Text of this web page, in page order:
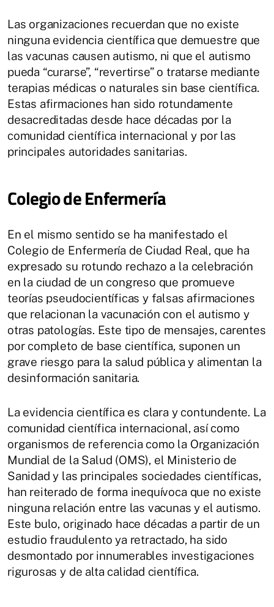
Las organizaciones recuerdan que no existe
ninguna evidencia científica que demuestre que
las vacunas causen autismo, ni que el autismo
pueda “curarse”, “revertirse” o tratarse mediante
terapias médicas o naturales sin base científica.
Estas afirmaciones han sido rotundamente
desacreditadas desde hace décadas por la
comunidad científica internacional y por las
principales autoridades sanitarias.
Colegio de Enfermería
En el mismo sentido se ha manifestado el
Colegio de Enfermería de Ciudad Real, que ha
expresado su rotundo rechazo a la celebración
en la ciudad de un congreso que promueve
teorías pseudocientíficas y falsas afirmaciones
que relacionan la vacunación con el autismo y
otras patologías. Este tipo de mensajes, carentes
por completo de base científica, suponen un
grave riesgo para la salud pública y alimentan la
desinformación sanitaria.
La evidencia científica es clara y contundente. La
comunidad científica internacional, así como
organismos de referencia como la Organización
Mundial de la Salud (OMS), el Ministerio de
Sanidad y las principales sociedades científicas,
han reiterado de forma inequívoca que no existe
ninguna relación entre las vacunas y el autismo.
Este bulo, originado hace décadas a partir de un
estudio fraudulento ya retractado, ha sido
desmontado por innumerables investigaciones
rigurosas y de alta calidad científica.